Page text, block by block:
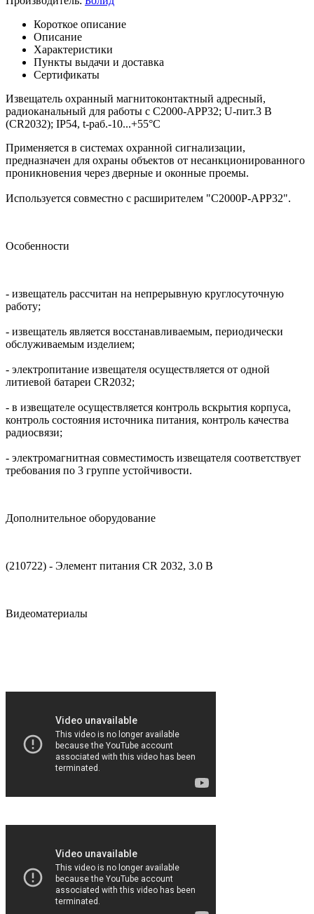
Короткое описание
Описание
Характеристики
Пункты выдачи и доставка
Сертификаты
Извещатель охранный магнитоконтактный адресный,
радиоканальный для работы с С2000-АРР32; U-пит.3 В
(CR2032); IP54, t-раб.-10...+55°С
Применяется в системах охранной сигнализации,
предназначен для охраны объектов от несанкционированного
проникновения через дверные и оконные проемы.
Используется совместно с расширителем "С2000Р-АРР32".
Особенности
- извещатель рассчитан на непрерывную круглосуточную
работу;
- извещатель является восстанавливаемым, периодически
обслуживаемым изделием;
- электропитание извещателя осуществляется от одной
литиевой батареи CR2032;
- в извещателе осуществляется контроль вскрытия корпуса,
контроль состояния источника питания, контроль качества
радиосвязи;
- электромагнитная совместимость извещателя соответствует
требования по 3 группе устойчивости.
Дополнительное оборудование
(210722) - Элемент питания CR 2032, 3.0 В
Видеоматериалы